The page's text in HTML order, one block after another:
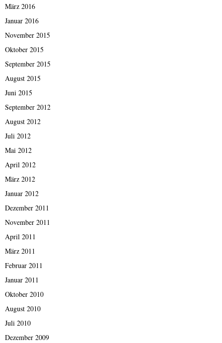
März 2016
Januar 2016
November 2015
Oktober 2015
September 2015
August 2015
Juni 2015
September 2012
August 2012
Juli 2012
Mai 2012
April 2012
März 2012
Januar 2012
Dezember 2011
November 2011
April 2011
März 2011
Februar 2011
Januar 2011
Oktober 2010
August 2010
Juli 2010
Dezember 2009